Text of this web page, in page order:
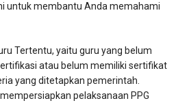
untuk membantu Anda memahami
Tertentu, yaitu guru yang belum
atau belum memiliki sertifikat
yang ditetapkan pemerintah.
pelaksanaan PPG